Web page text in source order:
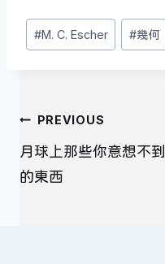
Post
Tags:
#M. C. Escher #幾何
文
章
導
PREVIOUS
月球上那些你意想不到
的東西